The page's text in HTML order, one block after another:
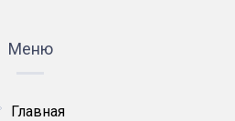
Меню
Главная